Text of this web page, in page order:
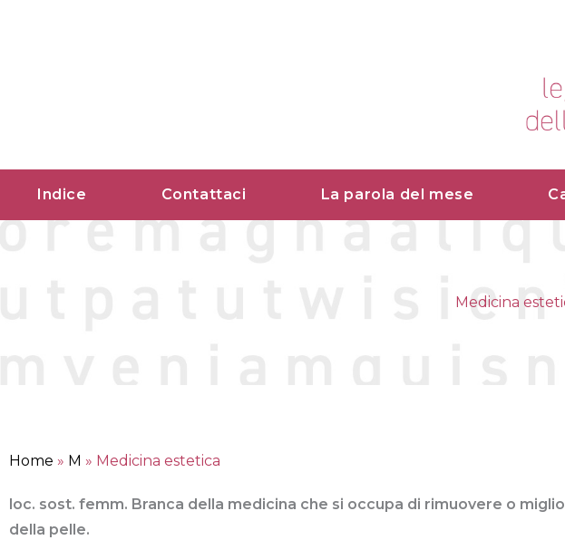
Indice Contattaci La parola del mese
Medicina
Home » M » Medicina estetica
loc. sost. femm. Branca della medicina che si occupa di rimuovere o
della pelle.